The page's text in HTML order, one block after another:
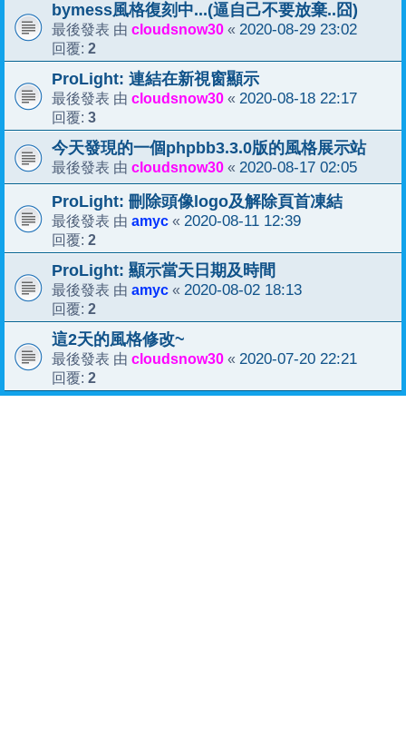
bymess風格復刻中...(逼自己不要放棄..囧)
最後發表 由 cloudsnow30 « 2020-08-29 23:02
回覆: 2
ProLight: 連結在新視窗顯示
最後發表 由 cloudsnow30 « 2020-08-18 22:17
回覆: 3
今天發現的一個phpbb3.3.0版的風格展示站
最後發表 由 cloudsnow30 « 2020-08-17 02:05
ProLight: 刪除頭像logo及解除頁首凍結
最後發表 由 amyc « 2020-08-11 12:39
回覆: 2
ProLight: 顯示當天日期及時間
最後發表 由 amyc « 2020-08-02 18:13
回覆: 2
這2天的風格修改~
最後發表 由 cloudsnow30 « 2020-07-20 22:21
回覆: 2